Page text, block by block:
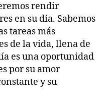
rendir
en su día. Sabemos
tareas más
de la vida, llena de
es una oportunidad
por su amor
y su